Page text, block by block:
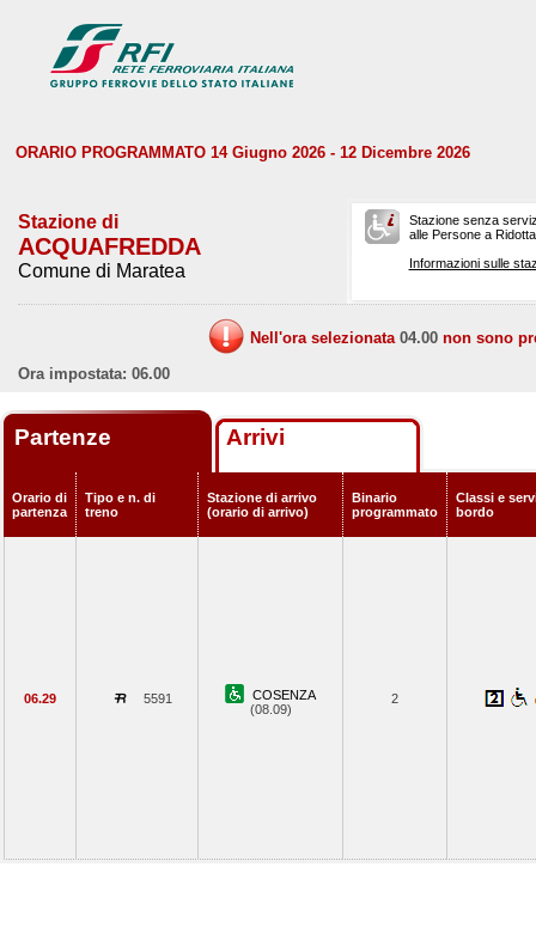
ORARIO PROGRAMMATO 14 Giugno 2026 - 12 Dicembre 2026
Stazione di
ACQUAFREDDA
Comune di Maratea
Stazione senza
alle Persone a
Informazioni sulle
Nell'ora selezionata 04.00 non sono
Ora impostata: 06.00
Partenze Arrivi
Orario di
partenza
Tipo e n. di
treno
Stazione di arrivo
(orario di arrivo)
Binario
programmato
Classi e
bordo
06.29 5591
COSENZA
(08.09)
2